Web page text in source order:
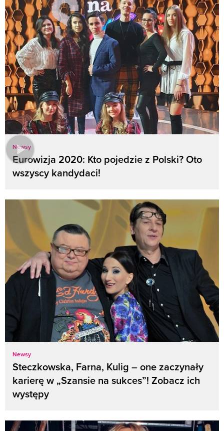
Newsy
Eurowizja 2020: Kto pojedzie z Polski? Oto
wszyscy kandydaci!
Newsy
Steczkowska, Farna, Kulig – one zaczynały
karierę w „Szansie na sukces”! Zobacz ich
występy